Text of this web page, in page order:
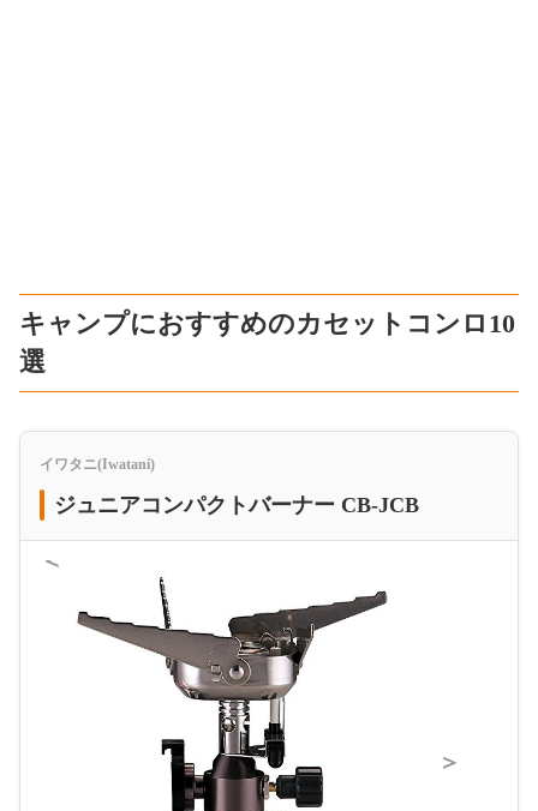
キャンプにおすすめのカセットコンロ10
選
イワタニ(Iwatani)
ジュニアコンパクトバーナー CB-JCB
＜
＞